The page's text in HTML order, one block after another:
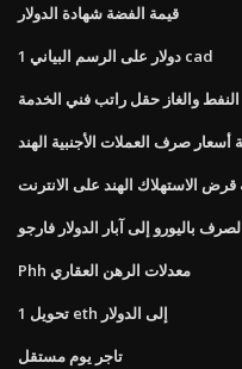
قيمة الفضة شهادة الدولار
1 دولار على الرسم البياني cad
والغاز حقل راتب فني الخدمة
أسعار صرف العملات الأجنبية الهند
الاستهلاك الهند على الانترنت
باليورو إلى آبار الدولار فارجو
Phh معدلات الرهن العقاري
تحويل 1 eth إلى الدولار
تاجر يوم مستقل